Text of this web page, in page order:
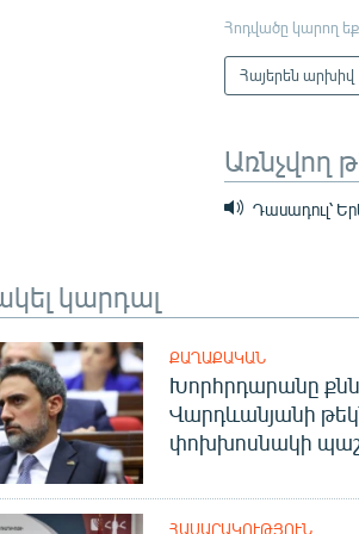
Հոդվածը կարող
Հայերեն արխիվ
Առնչվող
Դասադուլ՝
կարդալ
ՔԱՂԱՔԱԿԱՆ
Խորհրդարանը
Վարդևանյանի
փոխխոսնակի
ՀԱՍԱՐԱԿՈՒԹՅՈՒՆ